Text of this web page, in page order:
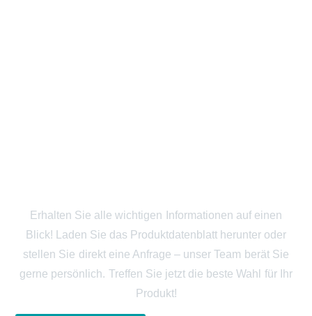
Erhalten Sie alle wichtigen Informationen auf einen
Blick! Laden Sie das Produktdatenblatt herunter oder
stellen Sie direkt eine Anfrage – unser Team berät Sie
gerne persönlich. Treffen Sie jetzt die beste Wahl für Ihr
Produkt!